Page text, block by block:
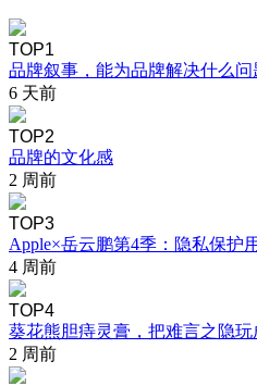
TOP1
品牌叙事，能为品牌解决什么问
6 天前
TOP2
品牌的文化感
2 周前
TOP3
Apple×岳云鹏第4季：隐私保护
4 周前
TOP4
葵花熊胆痔灵膏，把难言之隐玩
2 周前